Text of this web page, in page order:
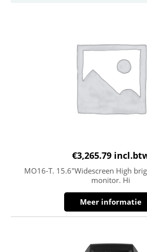
€3,265.79
MO16-T. 15.6″Widescreen High
monitor. Hi
Meer informatie